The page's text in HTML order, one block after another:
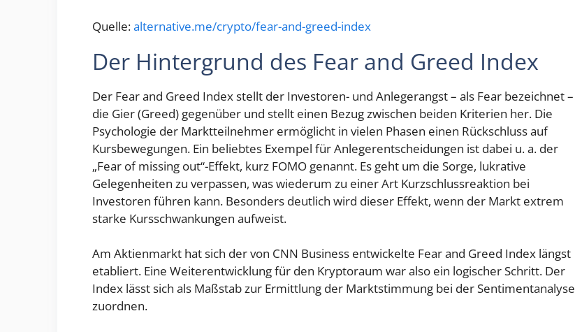
Quelle:alternative.me/crypto/fear-and-greed-index
Der Hintergrund des Fear and Greed Index
Der Fear and Greed Index stellt der Investoren- und Anlegerangst – als Fear bezeichnet –
die Gier (Greed) gegenüber und stellt einen Bezug zwischen beiden Kriterien her. Die
Psychologie der Marktteilnehmer ermöglicht in vielen Phasen einen Rückschluss auf
Kursbewegungen. Ein beliebtes Exempel für Anlegerentscheidungen ist dabei u. a. der
„Fear of missing out“-Effekt, kurz FOMO genannt. Es geht um die Sorge, lukrative
Gelegenheiten zu verpassen, was wiederum zu einer Art Kurzschlussreaktion bei
Investoren führen kann. Besonders deutlich wird dieser Effekt, wenn der Markt extrem
starke Kursschwankungen aufweist.
Am Aktienmarkt hat sich der von CNN Business entwickelte Fear and Greed Index längst
etabliert. Eine Weiterentwicklung für den Kryptoraum war also ein logischer Schritt. Der
Index lässt sich als Maßstab zur Ermittlung der Marktstimmung bei der Sentimentanalyse
zuordnen.